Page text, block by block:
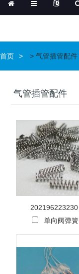
首页 > 气管插管配件
气管插管配件
202196223230
单向阀弹簧